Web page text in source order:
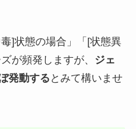
]状態の場合」「[状態異
が頻発しますが、 ジェ
発動する とみて構いませ